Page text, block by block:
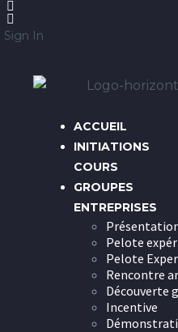
Sign In
ACCUEIL
INITIATIONS
COURS
GROUPES
ENTREPRISES
Pelote
Pelote
Rencontre
Découverte
Incentive